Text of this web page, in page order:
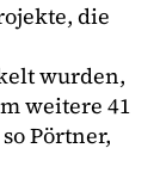
die
wurden,
weitere 41
Pörtner,